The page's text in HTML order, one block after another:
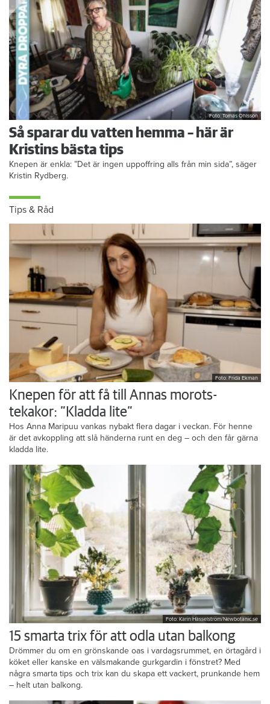
Foto: Tomas Ohlsson
Så sparar du vatten hemma – här är
Kristins bästa tips
Knepen är enkla: ”Det är ingen uppoffring alls från min sida”, säger
Tips & Råd
Knepen för att få till Annas morots-
tekakor: ”Kladda lite”
Hos Anna Maripuu vankas nybakt flera dagar i veckan. För henne
är det avkoppling att slå händerna runt en deg – och den får gärna
kladda lite.
Foto: Karin Hasselström/Newbotanic.se
15 smarta trix för att odla utan balkong
Drömmer du om en grönskande oas i vardagsrummet, en örtagård i
köket eller kanske en välsmakande gurkgardin i fönstret? Med
några smarta tips och trix kan du skapa ett vackert, prunkande hem
– helt utan balkong.